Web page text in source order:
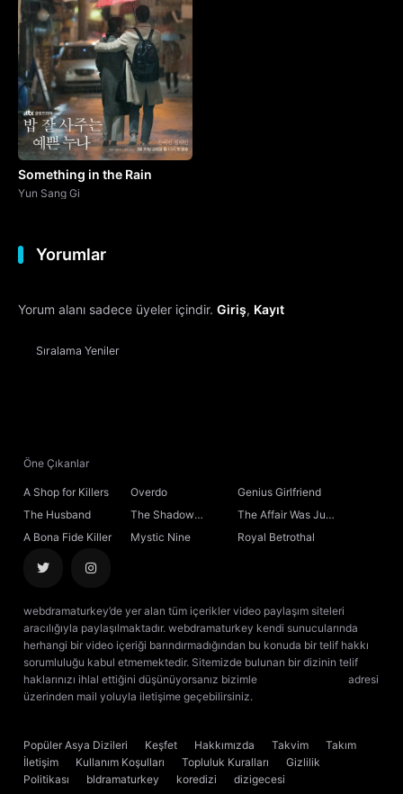
Something in the Rain
Yun Sang Gi
Yorumlar
Yorum alanı sadece üyeler içindir. Giriş, Kayıt
Sıralama Yeniler
Öne Çıkanlar
A Shop for Killers Overdo
Genius Girlfriend
The Husband
The Shadow
Sovereign
The Affair Was Just
the Beginning
A Bona Fide Killer Mystic Nine Royal Betrothal
webdramaturkey’de yer alan tüm içerikler video paylaşım siteleri
aracılığıyla paylaşılmaktadır. webdramaturkey kendi sunucularında
herhangi bir video içeriği barındırmadığından bu konuda bir telif hakkı
sorumluluğu kabul etmemektedir. Sitemizde bulunan bir dizinin telif
haklarınızı ihlal ettiğini düşünüyorsanız bizimle
adresi
üzerinden mail yoluyla iletişime geçebilirsiniz.
Popüler Asya Dizileri Keşfet Hakkımızda Takvim
Takım
İletişim
Kullanım Koşulları Topluluk Kuralları
Gizlilik
Politikası
bldramaturkey koredizi dizigecesi